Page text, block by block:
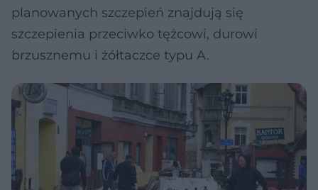
planowanych szczepień znajdują się
szczepienia przeciwko tężcowi, durowi
brzusznemu i żółtaczce typu A.